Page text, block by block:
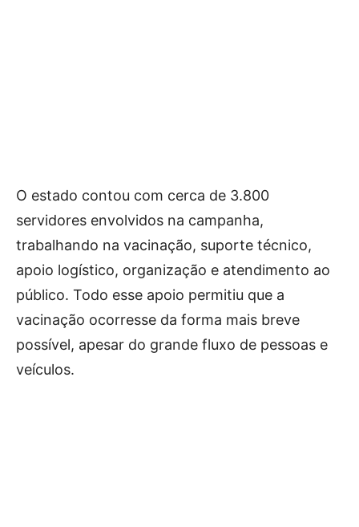
O estado contou com cerca de 3.800
servidores envolvidos na campanha,
trabalhando na vacinação, suporte técnico,
apoio logístico, organização e atendimento ao
público. Todo esse apoio permitiu que a
vacinação ocorresse da forma mais breve
possível, apesar do grande fluxo de pessoas e
veículos.